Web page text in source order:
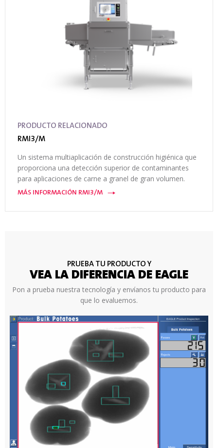
PRODUCTO RELACIONADO
RMI3/M
Un sistema multiaplicación de construcción higiénica que
proporciona una detección superior de contaminantes
para aplicaciones de carne a granel de gran volumen.
MÁS INFORMACIÓN RMI3/M
PRUEBA TU PRODUCTO Y
VEA LA DIFERENCIA DE EAGLE
Pon a prueba nuestra tecnología y envíanos tu producto para
que lo evaluemos.